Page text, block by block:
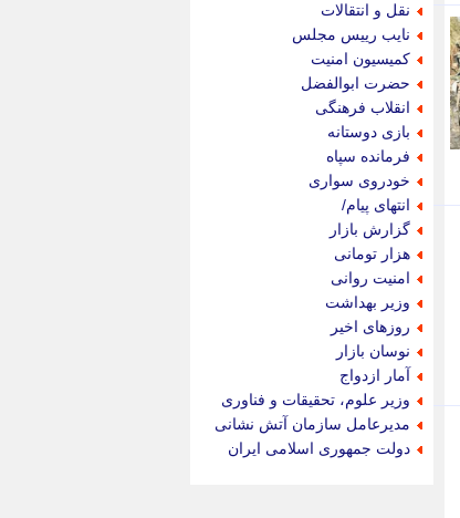
نقل و انتقالات
نایب رییس مجلس
کمیسیون امنیت
حضرت ابوالفضل
انقلاب فرهنگی
بازی دوستانه
فرمانده سپاه
خودروی سواری
انتهای پیام/
گزارش بازار
هزار تومانی
امنیت روانی
وزیر بهداشت
روزهای اخیر
نوسان بازار
آمار ازدواج
وزیر علوم، تحقیقات و فناوری
مدیرعامل سازمان آتش نشانی
دولت جمهوری اسلامی ایران